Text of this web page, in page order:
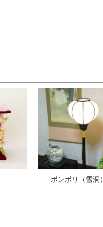
ボンボリ（雪洞）